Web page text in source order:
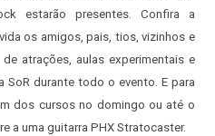
estarão presentes. Confira a
os amigos, pais, tios, vizinhos e
atrações, aulas experimentais e
durante todo o evento. E para
dos cursos no domingo ou até o
a uma guitarra PHX Stratocaster.